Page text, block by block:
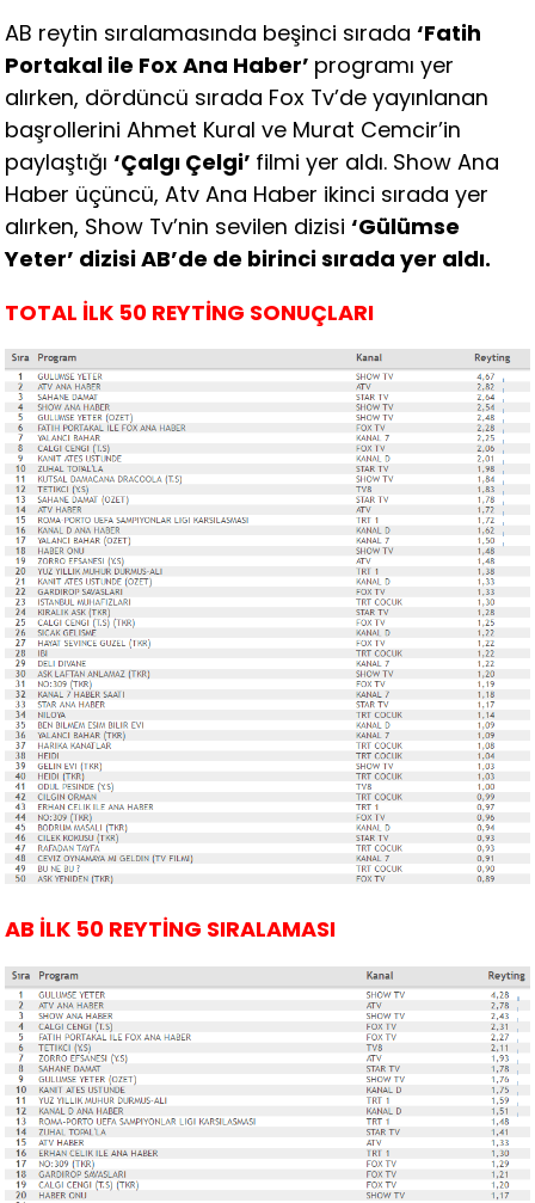
AB reytin sıralamasında beşinci sırada‘Fatih
Portakal ile Fox Ana Haber’ programı yer
alırken, dördüncü sırada Fox Tv’de yayınlanan
başrollerini Ahmet Kural ve Murat Cemcir’in
paylaştığı‘Çalgı Çelgi’ filmi yer aldı. Show Ana
Haber üçüncü, Atv Ana Haber ikinci sırada yer
alırken, Show Tv’nin sevilen dizisi‘Gülümse
Yeter’ dizisi AB’de de birinci sırada yer aldı.
TOTAL İLK 50 REYTİNG SONUÇLARI
AB İLK 50 REYTİNG SIRALAMASI